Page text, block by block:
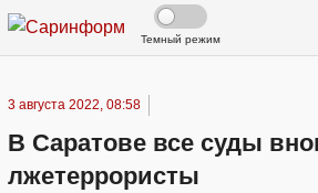
Темный режим
3 августа 2022, 08:58
В Саратове все суды
лжетеррористы